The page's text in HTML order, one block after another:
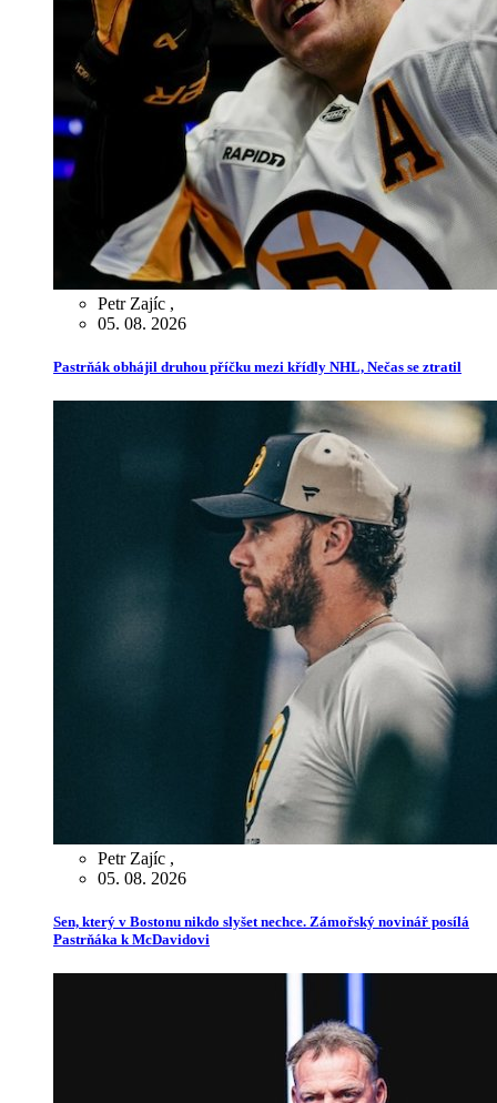
Petr Zajíc ,
05. 08. 2026
Pastrňák obhájil druhou příčku mezi křídly NHL, Nečas se ztratil
Petr Zajíc ,
05. 08. 2026
Sen, který v Bostonu nikdo slyšet nechce. Zámořský novinář posílá
Pastrňáka k McDavidovi